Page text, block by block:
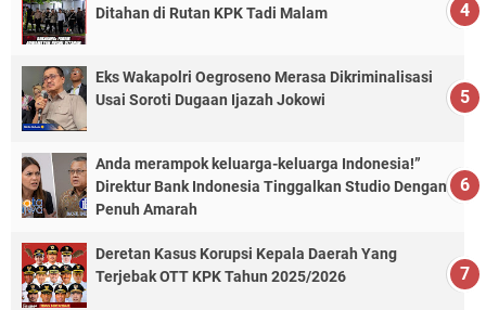
Ditahan di Rutan KPK Tadi Malam
Eks Wakapolri Oegroseno Merasa Dikriminalisasi
Usai Soroti Dugaan Ijazah Jokowi
Anda merampok keluarga-keluarga Indonesia!”
Direktur Bank Indonesia Tinggalkan Studio Dengan
Penuh Amarah
Deretan Kasus Korupsi Kepala Daerah Yang
Terjebak OTT KPK Tahun 2025/2026